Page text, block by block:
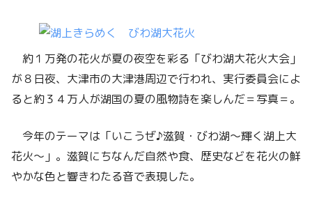
約１万発の花火が夏の夜空を彩る「びわ湖大花火大会」
が８日夜、大津市の大津港周辺で行われ、実行委員会によ
ると約３４万人が湖国の夏の風物詩を楽しんだ＝写真＝。
今年のテーマは「いこうぜ♪滋賀・びわ湖～輝く湖上大
花火～」。滋賀にちなんだ自然や食、歴史などを花火の鮮
やかな色と響きわたる音で表現した。